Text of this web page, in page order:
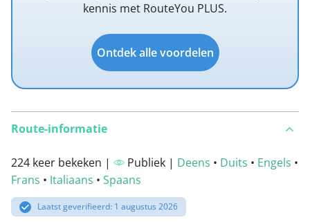
kennis met RouteYou PLUS.
Ontdek alle voordelen
Route-informatie
224 keer bekeken | Publiek | Deens • Duits • Engels •
Frans • Italiaans • Spaans
Laatst geverifieerd: 1 augustus 2026